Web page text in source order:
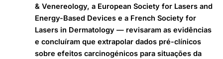
& Venereology, a European Society for Lasers and
Energy-Based Devices e a French Society for
Lasers in Dermatology — revisaram as evidências
e concluíram que extrapolar dados pré-clínicos
sobre efeitos carcinogénicos para situações da